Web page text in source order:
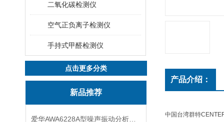
二氧化碳检测仪
空气正负离子检测仪
手持式甲醛检测仪
点击更多分类
新品推荐
产品介绍：
中国台湾群特